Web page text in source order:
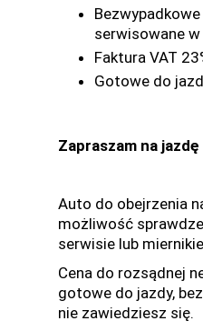
Bezwypadkowe
serwisowane w
Faktura VAT
Gotowe do
Zapraszam na
Auto do obejrzenia
możliwość
serwisie lub
Cena do rozsądnej
gotowe do jazdy,
nie zawiedziesz się.